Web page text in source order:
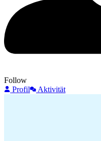
Follow
Profil
Aktivität